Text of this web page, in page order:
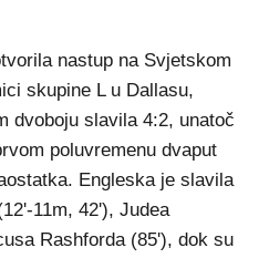
nastup na Svjetskom
skupine L u Dallasu,
dvoboju slavila 4:2, unatoč
poluvremenu dvaput
Engleska je slavila
11m, 42'), Judea
Rashforda (85'), dok su